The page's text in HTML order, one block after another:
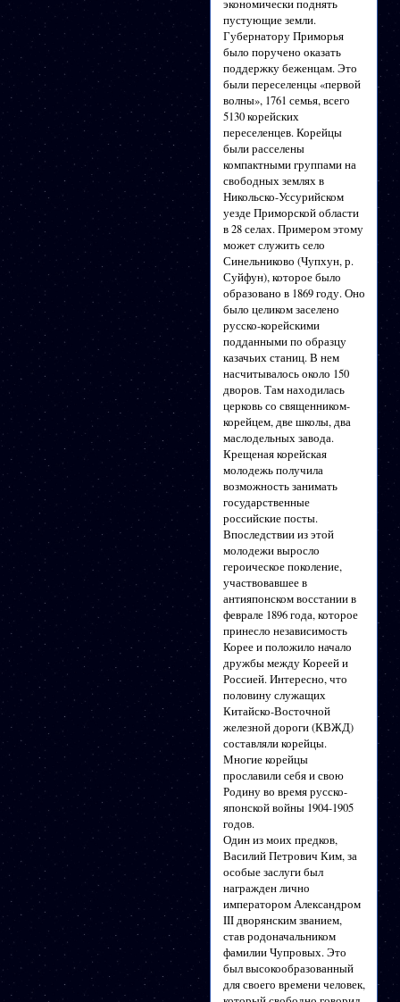
экономически поднять
пустующие земли.
Губернатору Приморья
было поручено оказать
поддержку беженцам. Это
были переселенцы «первой
волны», 1761 семья, всего
5130 корейских
переселенцев. Корейцы
были расселены
компактными группами на
свободных землях в
Никольско-Уссурийском
уезде Приморской области
в 28 селах. Примером этому
может служить село
Синельниково (Чупхун, р.
Суйфун), которое было
образовано в 1869 году. Оно
было целиком заселено
русско-корейскими
подданными по образцу
казачьих станиц. В нем
насчитывалось около 150
дворов. Там находилась
церковь со священником-
корейцем, две школы, два
маслодельных завода.
Крещеная корейская
молодежь получила
возможность занимать
государственные
российские посты.
Впоследствии из этой
молодежи выросло
героическое поколение,
участвовавшее в
антияпонском восстании в
феврале 1896 года, которое
принесло независимость
Корее и положило начало
дружбы между Кореей и
Россией. Интересно, что
половину служащих
Китайско-Восточной
железной дороги (КВЖД)
составляли корейцы.
Многие корейцы
прославили себя и свою
Родину во время русско-
японской войны 1904-1905
годов.
Один из моих предков,
Василий Петрович Ким, за
особые заслуги был
награжден лично
императором Александром
III дворянским званием,
став родоначальником
фамилии Чупровых. Это
был высокообразованный
для своего времени человек,